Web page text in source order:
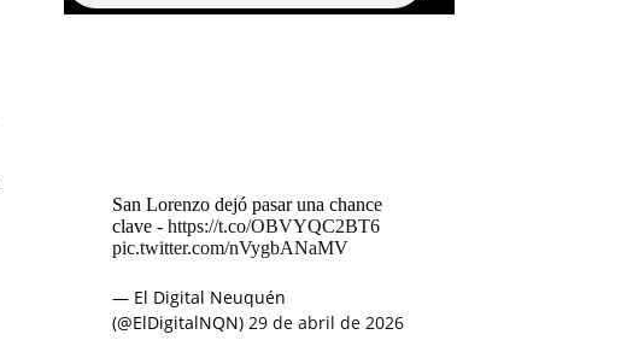
San Lorenzo dejó pasar una chance
clave - https://t.co/OBVYQC2BT6
pic.twitter.com/nVygbANaMV
— El Digital Neuquén
(@ElDigitalNQN) 29 de abril de 2026